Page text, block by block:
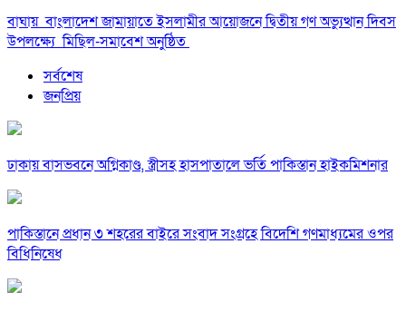
বাঘায় বাংলাদেশ জামায়াতে ইসলামীর আয়োজনে দ্বিতীয় গণ অভ্যুত্থান দিবস
উপলক্ষ্যে মিছিল-সমাবেশ অনুষ্ঠিত
সর্বশেষ
জনপ্রিয়
ঢাকায় বাসভবনে অগ্নিকাণ্ড, স্ত্রীসহ হাসপাতালে ভর্তি পাকিস্তান হাইকমিশনার
পাকিস্তানে প্রধান ৩ শহরের বাইরে সংবাদ সংগ্রহে বিদেশি গণমাধ্যমের ওপর
বিধিনিষেধ